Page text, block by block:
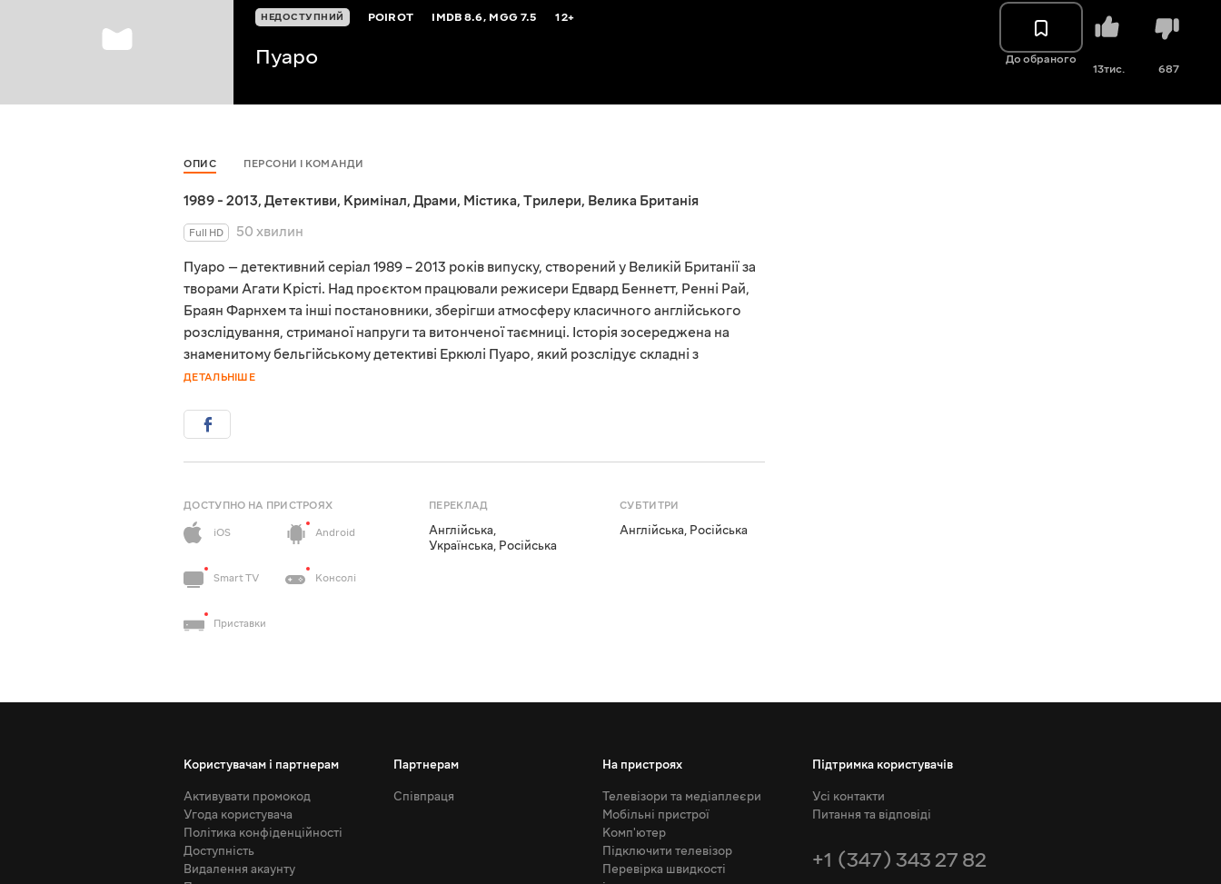
НЕДОСТУПНИЙ POIROT IMDB8.6, MGG7.5 12+
Пуаро До обраного
13тис. 687
ОПИС ПЕРСОНИ І КОМАНДИ
1989 - 2013, Детективи, Кримінал, Драми, Містика, Трилери, Велика Британія
Full HD
50 хвилин
Пуаро — детективний серіал 1989 – 2013 років випуску, створений у Великій Британії за
творами Агати Крісті. Над проєктом працювали режисери Едвард Беннетт, Ренні Рай,
Браян Фарнхем та інші постановники, зберігши атмосферу класичного англійського
розслідування, стриманої напруги та витонченої таємниці. Історія зосереджена на
знаменитому бельгійському детективі Еркюлі Пуаро, який розслідує складні з
ДЕТАЛЬНІШЕ
ДОСТУПНО НА ПРИСТРОЯХ
iOS
Android
Smart TV Консолі
Приставки
ПЕРЕКЛАД
Англійська,
Українська, Російська
СУБТИТРИ
Англійська, Російська
Користувачам і партнерам
Активувати промокод
Угода користувача
Політика конфіденційності
Доступність
Видалення акаунту
Партнерам
Співпраця
На пристроях
Телевізори та медіаплеєри
Мобільні пристрої
Комп'ютер
Підключити телевізор
Перевірка швидкості
Підтримка користувачів
Усі контакти
Питання та відповіді
+1 (347) 343 27 82